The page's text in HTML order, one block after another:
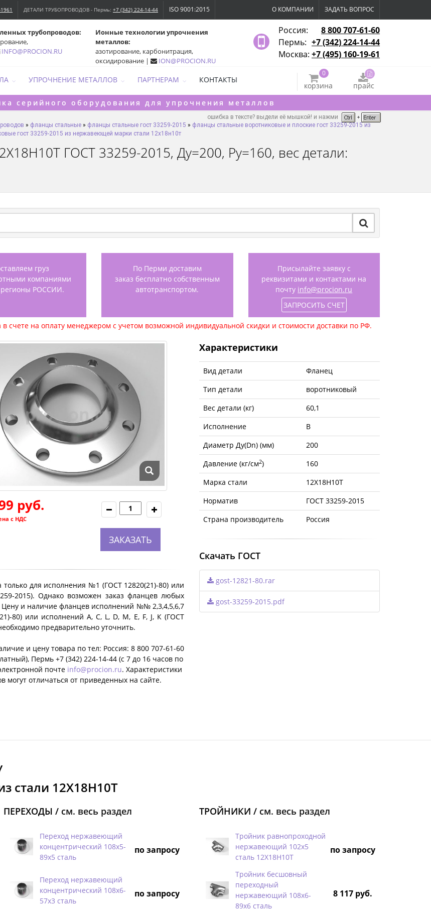
О КОМПАНИИ ЗАДАТЬ ВОПРОС
ДЕТАЛИ ТРУБОПРОВОДОВ - Пермь: +7 (342) 224-14-44 ISO 9001:2015
Россия:
8 800 707-61-60
Пермь: +7 (342) 224-14-44
Москва: +7 (495) 160-19-61
Ионные технологии упрочнения
металлов:
азотирование, карбонитрация,
оксидирование |
ION@PROCION.RU
трубопроводов:
INFO@PROCION.RU
УПРОЧНЕНИЕ МЕТАЛЛОВ ПАРТНЕРАМ КОНТАКТЫ
0
корзина
прайс
серийного оборудования для упрочнения металлов
ошибка в тексте? выдели её мышкой! и нажми
» фланцы стальные » фланцы стальные гост 33259-2015 » фланцы стальные воротниковые и плоские гост 33259-2015 из
гост 33259-2015 из нержавеющей марки стали 12х18н10т
ГОСТ 33259-2015, Ду=200, Ру=160, вес детали:
груз
компаниями
регионы РОССИИ.
По Перми доставим
заказ бесплатно собственным
автотранспортом.
Присылайте заявку с
реквизитами и контактами на
почту info@procion.ru
ЗАПРОСИТЬ СЧЕТ
в счете на оплату менеджером с учетом возможной индивидуальной скидки и стоимости доставки по РФ.
руб.
с НДС
ЗАКАЗАТЬ
только для исполнения №1 (ГОСТ 12820(21)-80) или
2015). Однако возможен заказ фланцев любых
и наличие фланцев исполнений №№ 2,3,4,5,6,7
80) или исполнений A, C, L, D, M, E, F, J, К (ГОСТ
предварительно уточнить.
и цену товара по тел: Россия: 8 800 707-61-60
Пермь +7 (342) 224-14-44 (c 7 до 16 часов по
почте info@procion.ru. Характеристики
могут отличаться от приведенных на сайте.
Характеристики
Вид детали
Фланец
Тип детали
воротниковый
Вес детали (кг)
60,1
Исполнение
B
Диаметр Ду(Dn) (мм)
200
Давление (кг/см2)
160
Марка стали
12Х18Н10Т
Норматив
ГОСТ 33259-2015
Страна производитель
Россия
Скачать ГОСТ
gost-12821-80.rar
gost-33259-2015.pdf
стали 12Х18Н10Т
ПЕРЕХОДЫ / см. весь раздел
Переход нержавеющий
концентрический 108х5-
89х5 сталь
по запросу
Переход нержавеющий
концентрический 108х6-
57х3 сталь
по запросу
ТРОЙНИКИ / см. весь раздел
Тройник равнопроходной
нержавеющий 102х5
сталь 12Х18Н10Т
по запросу
Тройник бесшовный
переходный
нержавеющий 108х6-
89х6 сталь
8 117 руб.